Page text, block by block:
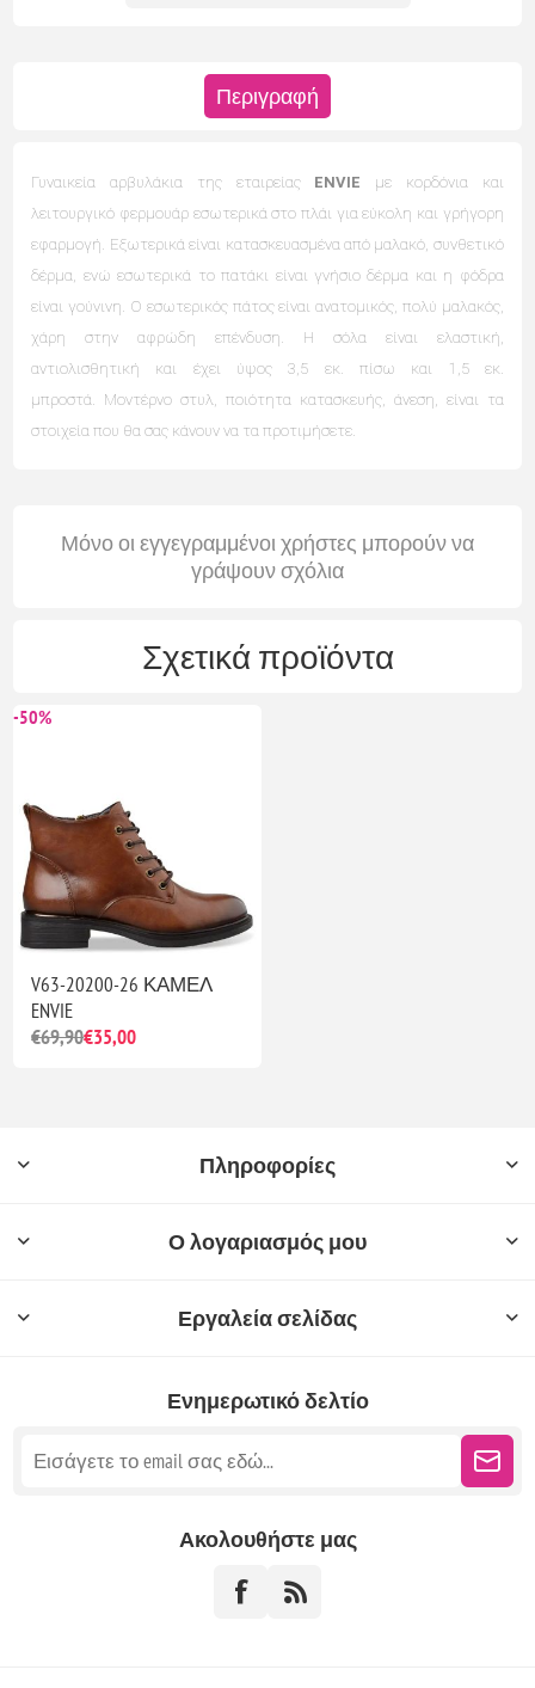
Περιγραφή
Γυναικεία αρβυλάκια της εταιρείαςENVIE με κορδόνια και
λειτουργικό φερμουάρ εσωτερικά στο πλάι για εύκολη και γρήγορη
εφαρμογή. Εξωτερικά είναι κατασκευασμένα από μαλακό, συνθετικό
δέρμα, ενώ εσωτερικά το πατάκι είναι γνήσιο δέρμα και η φόδρα
είναι γούνινη. Ο εσωτερικός πάτος είναι ανατομικός, πολύ μαλακός,
χάρη στην αφρώδη επένδυση.
Η σόλα είναι ελαστική,
αντιολισθητική και έχει ύψος 3,5 εκ. πίσω και 1,5 εκ.
μπροστά. Μοντέρνο στυλ, ποιότητα κατασκευής, άνεση, είναι τα
στοιχεία που θα σας κάνουν να τα προτιμήσετε.
Μόνο οι εγγεγραμμένοι χρήστες μπορούν να
γράψουν σχόλια
Σχετικά προϊόντα
-50%
V63-20200-26 ΚΑΜΕΛ
ENVIE
€69,90€35,00
Πληροφορίες
Ο λογαριασμός μου
Εργαλεία σελίδας
Ενημερωτικό δελτίο
Ακολουθήστε μας